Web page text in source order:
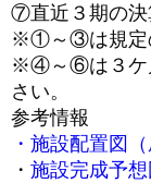
⑦直近３期の決
※①～③は規定
※④～⑥は３ケ
さい。
参考情報
・施設配置図
・ 施設完成予想